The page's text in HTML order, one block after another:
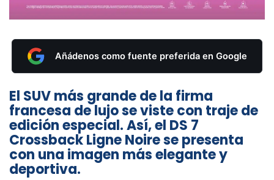
Añádenos como fuente preferida en Google
El SUV más grande de la firma
francesa de lujo se viste con traje de
edición especial. Así, el DS 7
Crossback Ligne Noire se presenta
con una imagen más elegante y
deportiva.